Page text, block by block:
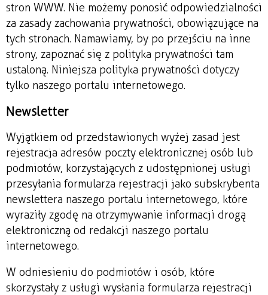
stron WWW. Nie możemy ponosić odpowiedzialności
za zasady zachowania prywatności, obowiązujące na
tych stronach. Namawiamy, by po przejściu na inne
strony, zapoznać się z polityka prywatności tam
ustaloną. Niniejsza polityka prywatności dotyczy
tylko naszego portalu internetowego.
Newsletter
Wyjątkiem od przedstawionych wyżej zasad jest
rejestracja adresów poczty elektronicznej osób lub
podmiotów, korzystających z udostępnionej usługi
przesyłania formularza rejestracji jako subskrybenta
newslettera naszego portalu internetowego, które
wyraziły zgodę na otrzymywanie informacji drogą
elektroniczną od redakcji naszego portalu
internetowego.
W odniesieniu do podmiotów i osób, które
skorzystały z usługi wysłania formularza rejestracji